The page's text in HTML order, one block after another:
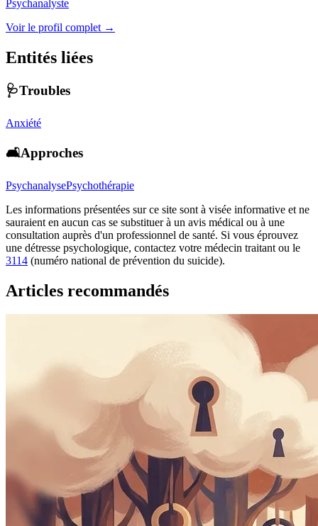
Psychanalyste
Voir le profil complet →
Entités liées
🩺Troubles
Anxiété
🛋️Approches
PsychanalysePsychothérapie
Les informations présentées sur ce site sont à visée informative et ne
sauraient en aucun cas se substituer à un avis médical ou à une
consultation auprès d'un professionnel de santé. Si vous éprouvez
une détresse psychologique, contactez votre médecin traitant ou le
3114 (numéro national de prévention du suicide).
Articles recommandés